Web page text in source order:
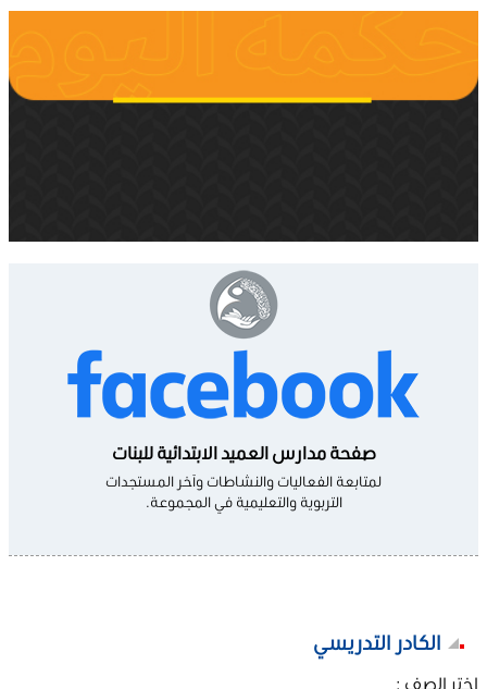
صفحة مدارس العميد الابتدائية للبنات
لمتابعة الفعاليات والنشاطات وآخر المستجدات
التربوية والتعليمية في المجموعة.
الكادر التدريسي
اختر الصف :